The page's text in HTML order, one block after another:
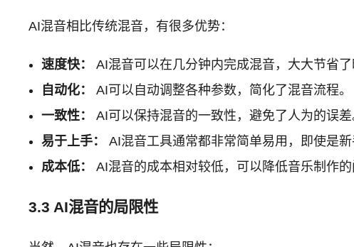
AI混音相比传统混音，有很多优势：
速度快：
AI混音可以在几分钟内完成混音，大大节省了
自动化：
AI可以自动调整各种参数，简化了混音流程。
一致性：
AI可以保持混音的一致性，避免了人为的误差
易于上手：
AI混音工具通常都非常简单易用，即使是新
成本低：
AI混音的成本相对较低，可以降低音乐制作的
3.3 AI混音的局限性